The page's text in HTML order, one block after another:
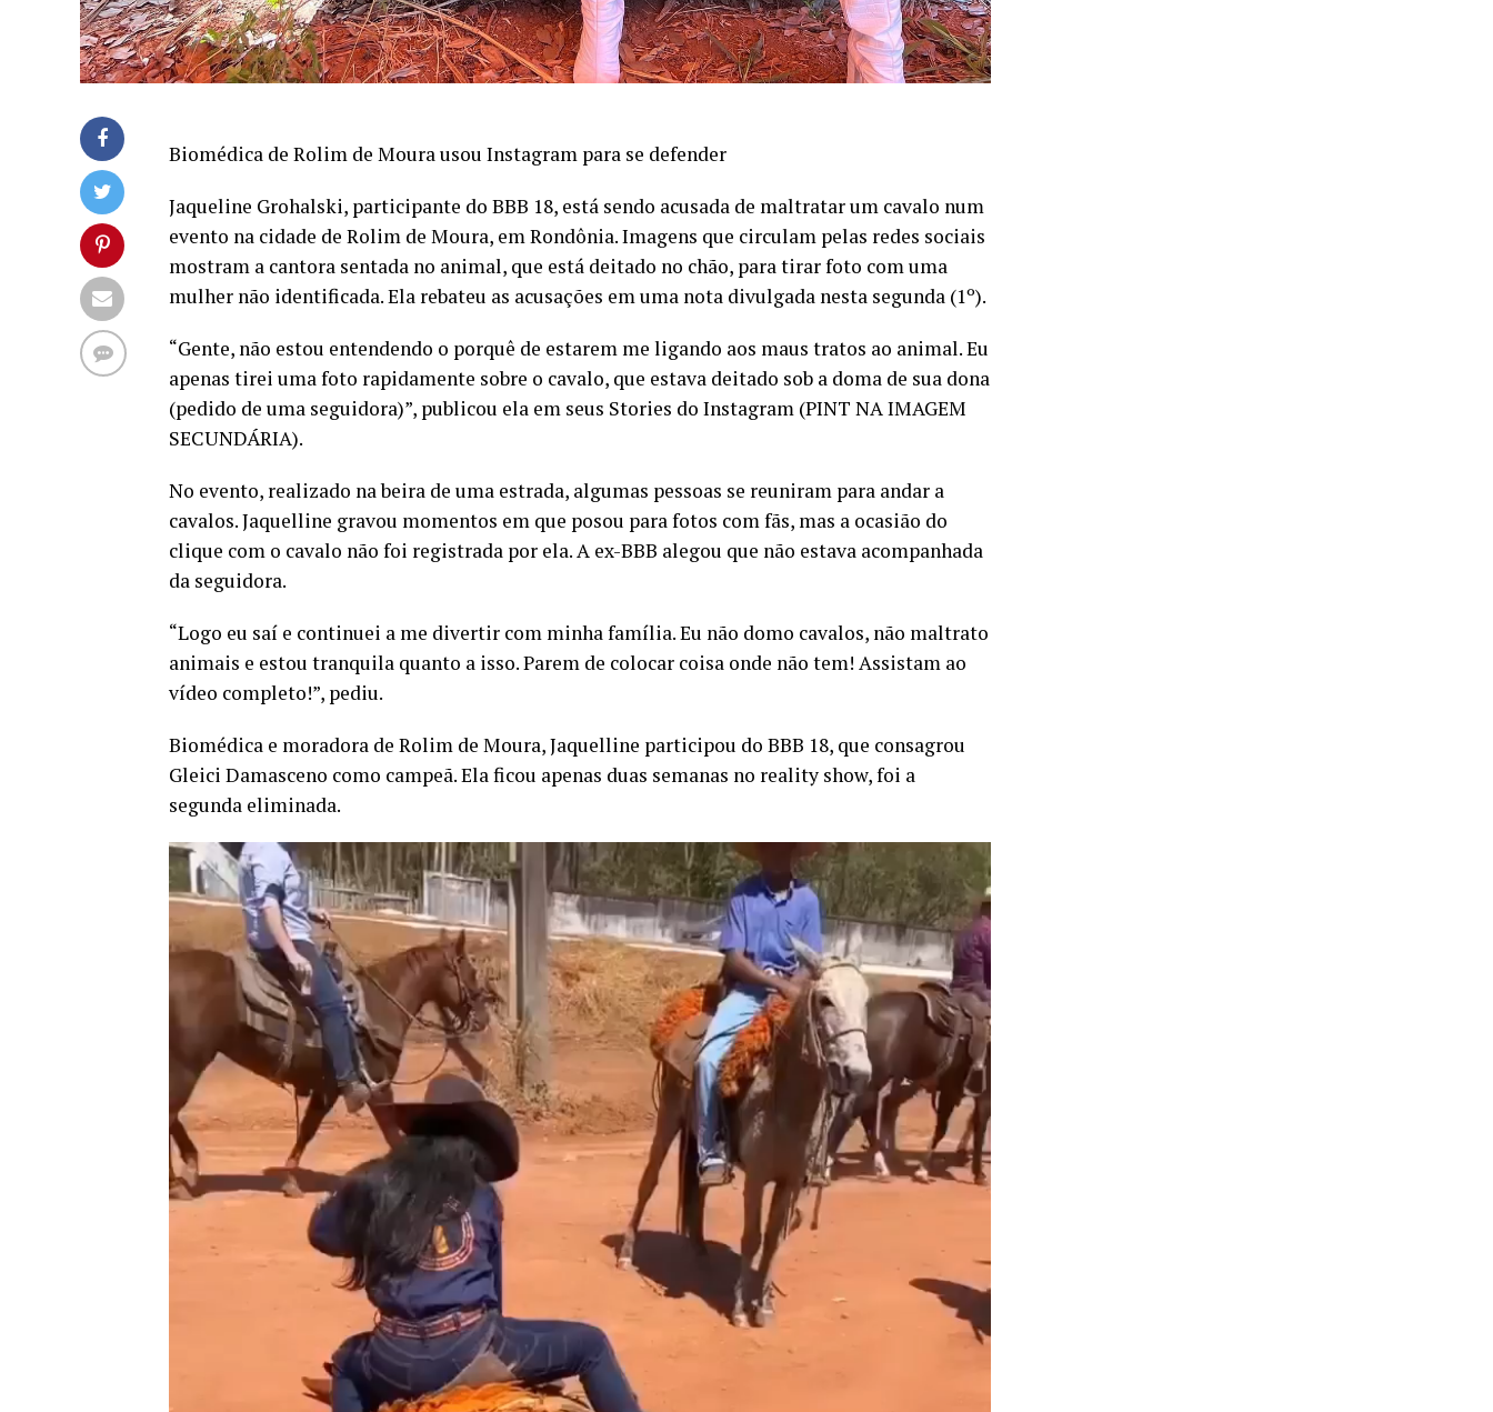
Biomédica de Rolim de Moura usou Instagram para se defender
Jaqueline Grohalski, participante do BBB 18, está sendo acusada de maltratar um cavalo num
evento na cidade de Rolim de Moura, em Rondônia. Imagens que circulam pelas redes sociais
mostram a cantora sentada no animal, que está deitado no chão, para tirar foto com uma
mulher não identificada. Ela rebateu as acusações em uma nota divulgada nesta segunda (1º).
“Gente, não estou entendendo o porquê de estarem me ligando aos maus tratos ao animal. Eu
apenas tirei uma foto rapidamente sobre o cavalo, que estava deitado sob a doma de sua dona
(pedido de uma seguidora)”, publicou ela em seus Stories do Instagram (PINT NA IMAGEM
SECUNDÁRIA).
No evento, realizado na beira de uma estrada, algumas pessoas se reuniram para andar a
cavalos. Jaquelline gravou momentos em que posou para fotos com fãs, mas a ocasião do
clique com o cavalo não foi registrada por ela. A ex-BBB alegou que não estava acompanhada
da seguidora.
“Logo eu saí e continuei a me divertir com minha família. Eu não domo cavalos, não maltrato
animais e estou tranquila quanto a isso. Parem de colocar coisa onde não tem! Assistam ao
vídeo completo!”, pediu.
Biomédica e moradora de Rolim de Moura, Jaquelline participou do BBB 18, que consagrou
Gleici Damasceno como campeã. Ela ficou apenas duas semanas no reality show, foi a
segunda eliminada.